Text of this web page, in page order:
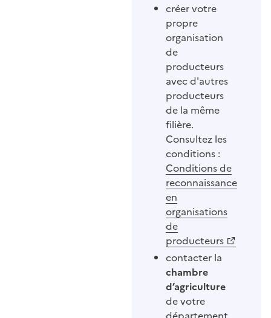
créer votre
propre
organisation
de
producteurs
avec d'autres
producteurs
de la même
filière.
Consultez les
conditions :
Conditions de
reconnaissance
en
organisations
de
producteurs
contacter la
chambre
d’agriculture
de votre